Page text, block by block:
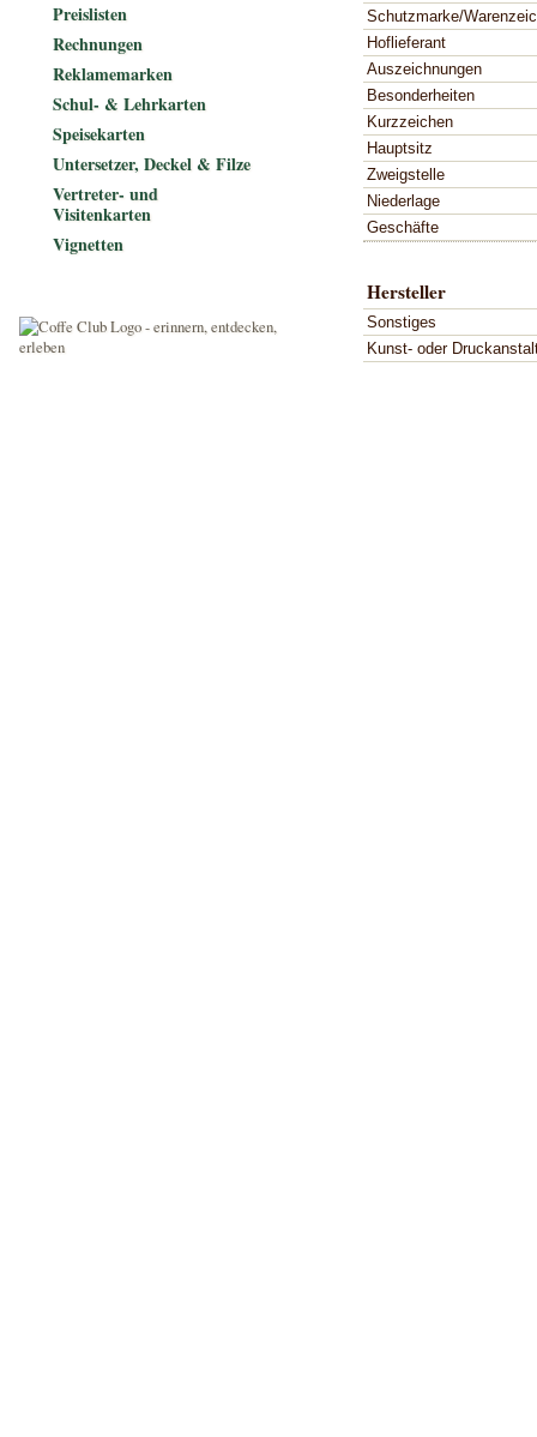
Schutzmarke/
Hoflieferant
Auszeichnungen
Besonderheiten
Kurzzeichen
Hauptsitz
Zweigstelle
Niederlage
Geschäfte
Hersteller
Sonstiges
Kunst- oder
Preislisten
Rechnungen
Reklamemarken
Schul- & Lehrkarten
Speisekarten
Untersetzer, Deckel & Filze
Vertreter- und
Visitenkarten
Vignetten